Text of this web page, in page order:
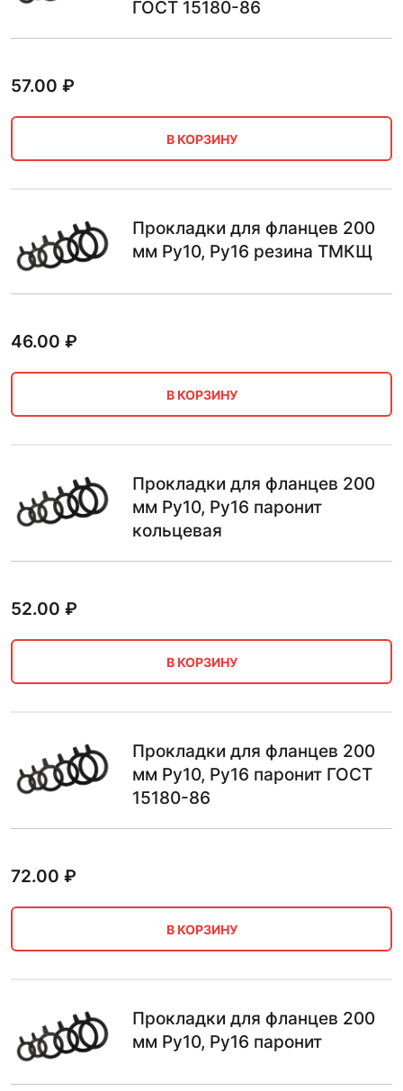
ГОСТ 15180-86
57.00 ₽
В КОРЗИНУ
Прокладки для фланцев 200
мм Ру10, Ру16 резина ТМКЩ
46.00 ₽
В КОРЗИНУ
Прокладки для фланцев 200
мм Ру10, Ру16 паронит
кольцевая
52.00 ₽
В КОРЗИНУ
Прокладки для фланцев 200
мм Ру10, Ру16 паронит ГОСТ
15180-86
72.00 ₽
В КОРЗИНУ
Прокладки для фланцев 200
мм Ру10, Ру16 паронит